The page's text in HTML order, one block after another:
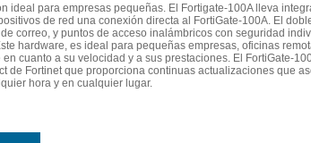
ideal para empresas pequeñas. El Fortigate-100A lleva
de red una conexión directa al FortiGate-100A. El
correo, y puntos de acceso inalámbricos con seguridad
hardware, es ideal para pequeñas empresas, oficinas
cuanto a su velocidad y a sus prestaciones. El FortiGate-
de Fortinet que proporciona continuas actualizaciones que
hora y en cualquier lugar.